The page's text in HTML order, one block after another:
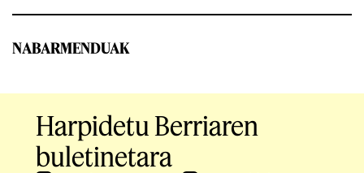
NABARMENDUAK
Harpidetu Berriaren
buletinetara